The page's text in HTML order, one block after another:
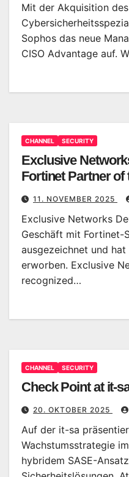
Mit der Akquisition
Sophos das neue
CISO Advantage auf.
CHANNEL SECURITY
Exclusive
Fortinet Partner of
11. NOVEMBER 2025
Exclusive Networks
Geschäft mit Fortinet-
ausgezeichnet und
erworben. Exclusive
recognized…
CHANNEL SECURITY
Check Point at it-
20. OKTOBER 2025
Auf der it-sa
Wachstumsstrategie
hybridem SASE-